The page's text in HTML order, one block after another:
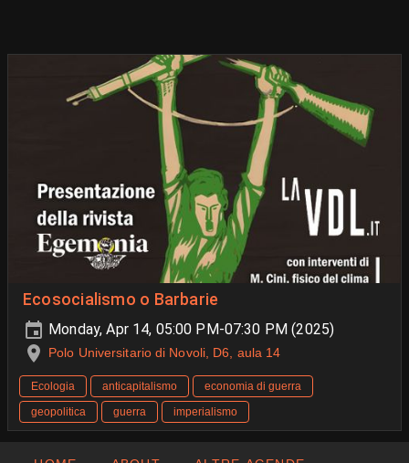
Ecosocialismo o Barbarie
Monday, Apr 14, 05:00 PM-07:30 PM (2025)
Polo Universitario di Novoli, D6, aula 14
Ecologia anticapitalismo
economia di guerra
geopolitica
guerra imperialismo